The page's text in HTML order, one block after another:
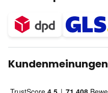
Kundenmeinungen